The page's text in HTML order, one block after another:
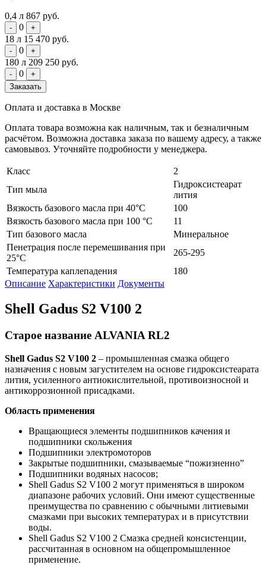
0,4 л 867 руб.
- 0 +
18 л 15 470 руб.
- 0 +
180 л 209 250 руб.
- 0
+
Заказать
Оплата и доставка в Москве
Оплата товара возможна как наличным, так и безналичным
расчётом. Возможна доставка заказа по вашему адресу, а также
самовывоз. Уточняйте подробности у менеджера.
Класс
2
Тип мыла
Гидроксистеарат
лития
Вязкость базового масла при 40°С
100
Вязкость базового масла при 100 °С
11
Тип базового масла
Минеральное
Пенетрация после перемешивания при
25°С
265-295
Температура каплепадения
180
Описание Характеристики Документы
Shell Gadus S2 V100 2
Старое название ALVANIA RL2
Shell Gadus S2 V100 2 – промышленная смазка общего
назначения с новым загустителем на основе гидроксистеарата
лития, усиленного антиокислительной, противоизносной и
антикоррозионной присадками.
Область применения
Вращающиеся элементы подшипников качения и
подшипники скольжения
Подшипники электромоторов
Закрытые подшипники, смазываемые “пожизненно”
Подшипники водяных насосов;
Shell Gadus S2 V100 2 могут применяться в широком
диапазоне рабочих условий. Они имеют существенные
преимущества по сравнению с обычными литиевыми
смазками при высоких температурах и в присутствии
воды.
Shell Gadus S2 V100 2 Смазка средней консистенции,
рассчитанная в основном на общепромышленное
применение.